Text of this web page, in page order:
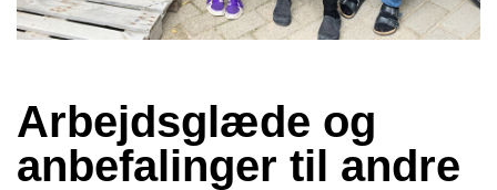
Arbejdsglæde og
anbefalinger til andre